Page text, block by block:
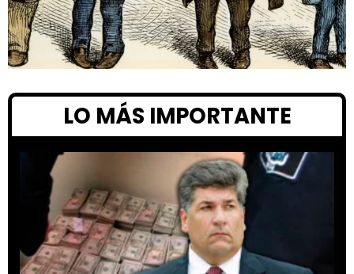
LO MÁS IMPORTANTE